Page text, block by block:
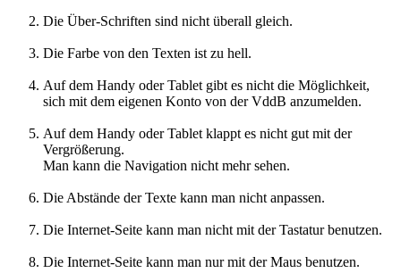
Die Über-Schriften sind nicht überall gleich.
Die Farbe von den Texten ist zu hell.
Auf dem Handy oder Tablet gibt es nicht die Möglichkeit,
sich mit dem eigenen Konto von der VddB anzumelden.
Auf dem Handy oder Tablet klappt es nicht gut mit der
Vergrößerung.
Man kann die Navigation nicht mehr sehen.
Die Abstände der Texte kann man nicht anpassen.
Die Internet-Seite kann man nicht mit der Tastatur benutzen.
Die Internet-Seite kann man nur mit der Maus benutzen.